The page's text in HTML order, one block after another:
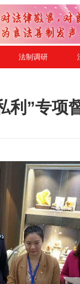
法制调研
利”专项